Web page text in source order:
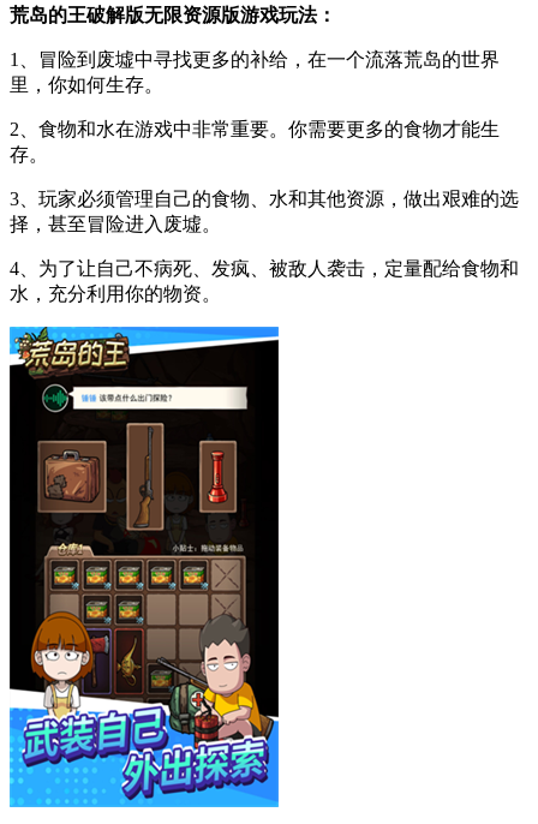
荒岛的王破解版无限资源版游戏玩法：
1、冒险到废墟中寻找更多的补给，在一个流落荒岛的世界
里，你如何生存。
2、食物和水在游戏中非常重要。你需要更多的食物才能生
存。
3、玩家必须管理自己的食物、水和其他资源，做出艰难的选
择，甚至冒险进入废墟。
4、为了让自己不病死、发疯、被敌人袭击，定量配给食物和
水，充分利用你的物资。